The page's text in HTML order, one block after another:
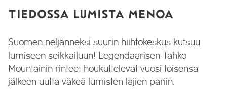
TIEDOSSA LUMISTA MENOA
Suomen neljänneksi suurin hiihtokeskus kutsuu
lumiseen seikkailuun! Legendaarisen Tahko
Mountainin rinteet houkuttelevat vuosi toisensa
jälkeen uutta väkeä lumisten lajien pariin.